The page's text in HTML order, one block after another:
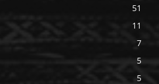
51
11
7
5
5